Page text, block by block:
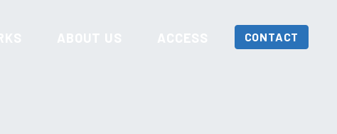
CONTACT